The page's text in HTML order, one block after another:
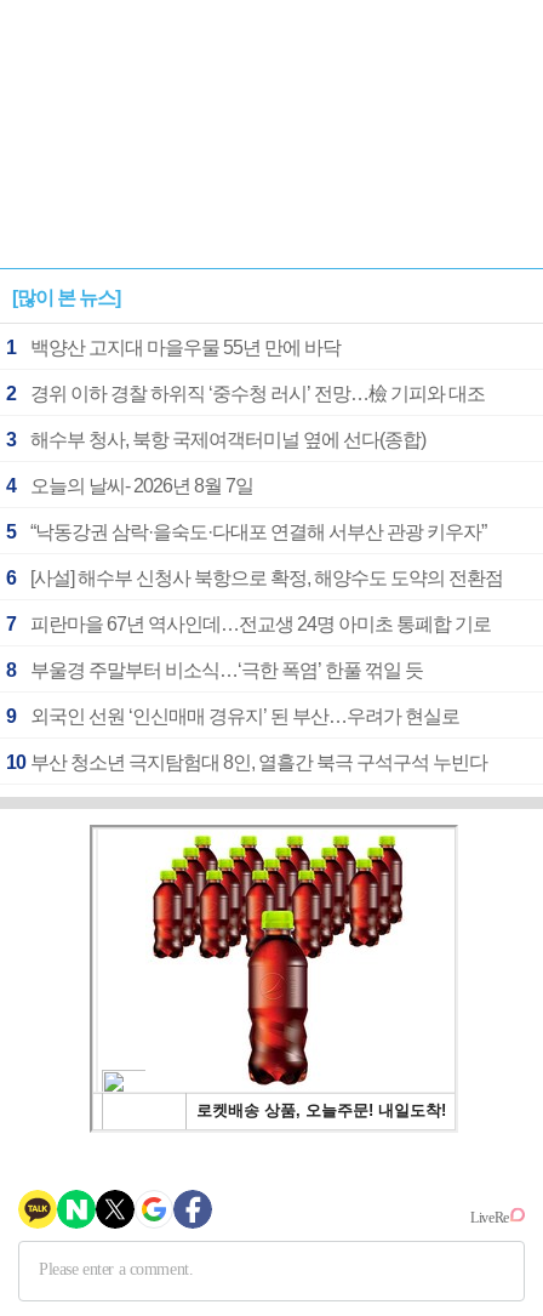
[많이 본 뉴스]
1 백양산 고지대 마을우물 55년 만에 바닥
2 경위 이하 경찰 하위직 ‘중수청 러시’ 전망…檢 기피와 대조
3 해수부 청사, 북항 국제여객터미널 옆에 선다(종합)
4 오늘의 날씨- 2026년 8월 7일
5 “낙동강권 삼락·을숙도·다대포 연결해 서부산 관광 키우자”
6 [사설] 해수부 신청사 북항으로 확정, 해양수도 도약의 전환점
7 피란마을 67년 역사인데…전교생 24명 아미초 통폐합 기로
8 부울경 주말부터 비소식…‘극한 폭염’ 한풀 꺾일 듯
9 외국인 선원 ‘인신매매 경유지’ 된 부산…우려가 현실로
10 부산 청소년 극지탐험대 8인, 열흘간 북극 구석구석 누빈다